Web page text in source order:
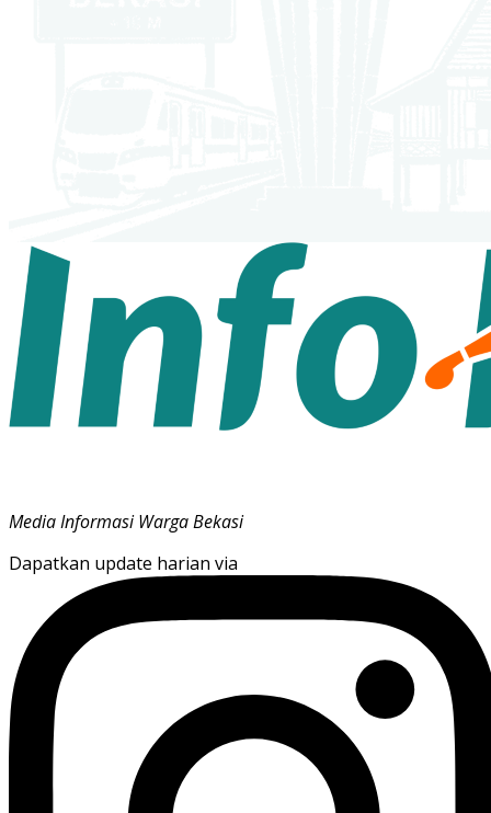
Media Informasi Warga Bekasi
Dapatkan update harian via